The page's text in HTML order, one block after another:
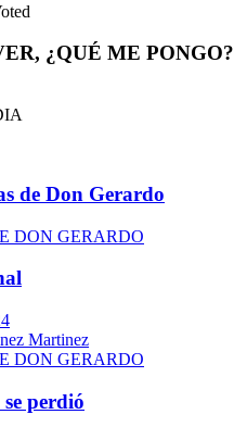
¿QUÉ ME PONGO?
de Don Gerardo
DON GERARDO
Martinez
DON GERARDO
perdió